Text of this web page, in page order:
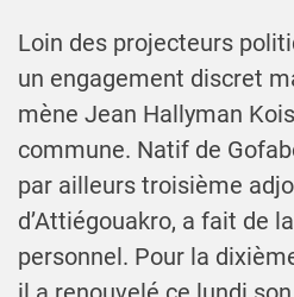
Loin des projecteurs
un engagement discret
mène Jean Hallyman
commune. Natif de
par ailleurs troisième
d’Attiégouakro, a fait de
personnel. Pour la